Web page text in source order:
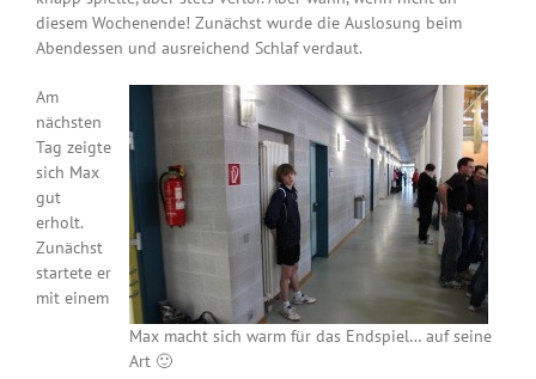
diesem Wochenende! Zunächst wurde die Auslosung beim
Abendessen und ausreichend Schlaf verdaut.
Max macht sich warm für das Endspiel… auf seine
Art 🙂
Am
nächsten
Tag zeigte
sich Max
gut
erholt.
Zunächst
startete er
mit einem